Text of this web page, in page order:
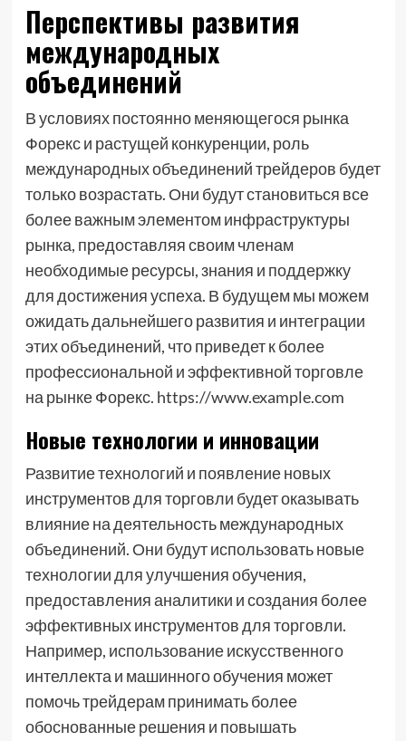
Перспективы развития
международных
объединений
В условиях постоянно меняющегося рынка
Форекс и растущей конкуренции, роль
международных объединений трейдеров будет
только возрастать. Они будут становиться все
более важным элементом инфраструктуры
рынка, предоставляя своим членам
необходимые ресурсы, знания и поддержку
для достижения успеха. В будущем мы можем
ожидать дальнейшего развития и интеграции
этих объединений, что приведет к более
профессиональной и эффективной торговле
на рынке Форекс. https://www.example.com
Новые технологии и инновации
Развитие технологий и появление новых
инструментов для торговли будет оказывать
влияние на деятельность международных
объединений. Они будут использовать новые
технологии для улучшения обучения,
предоставления аналитики и создания более
эффективных инструментов для торговли.
Например, использование искусственного
интеллекта и машинного обучения может
помочь трейдерам принимать более
обоснованные решения и повышать